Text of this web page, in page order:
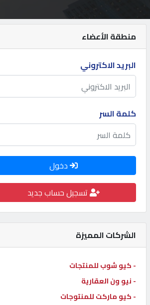
اعلانك
مطلوب
طلب
الاحصائيات
الأقسام
شركات
مميزة
إبحث
إتصل
بنا
منطقة الأعضاء
البريد الاكتروني
كلمة السر
دخول
تسجيل حساب جديد
الشركات المميزة
- كيو شوب للمنتجات
- نيو ون العقارية
- كيو ماركت للمنتوجات